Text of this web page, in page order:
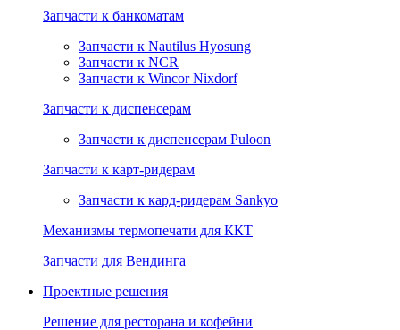
Запчасти к банкоматам
Запчасти к Nautilus Hyosung
Запчасти к NCR
Запчасти к Wincor Nixdorf
Запчасти к диспенсерам
Запчасти к диспенсерам Puloon
Запчасти к карт-ридерам
Запчасти к кард-ридерам Sankyo
Механизмы термопечати для ККТ
Запчасти для Вендинга
Проектные решения
Решение для ресторана и кофейни